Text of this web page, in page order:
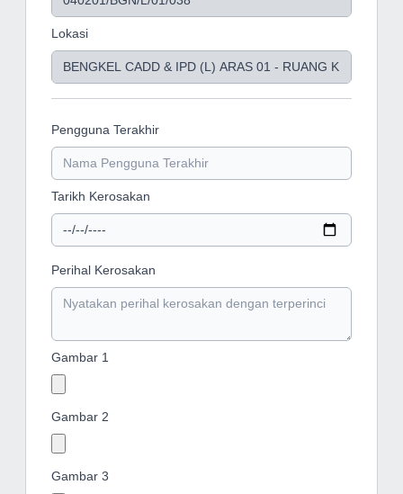
Lokasi
Pengguna Terakhir
Tarikh Kerosakan
Perihal Kerosakan
Gambar 1
Gambar 2
Gambar 3